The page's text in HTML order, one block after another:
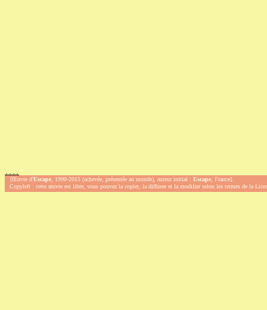
[Œuvre d'Escape, 1990-2015 (achevée, présentée au monde), auteur initial :Escape, France].
Copyleft : cette œuvre est libre, vous pouvez la copier, la diffuser et la modifier selon les termes de la